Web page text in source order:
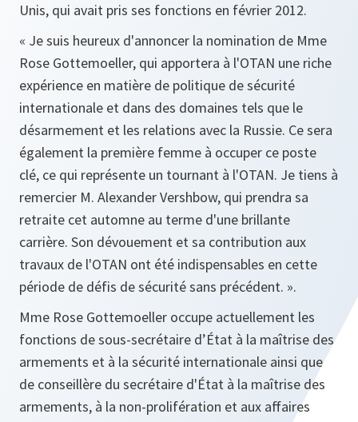
Unis, qui avait pris ses fonctions en février 2012.
« Je suis heureux d'annoncer la nomination de Mme
Rose Gottemoeller, qui apportera à l'OTAN une riche
expérience en matière de politique de sécurité
internationale et dans des domaines tels que le
désarmement et les relations avec la Russie. Ce sera
également la première femme à occuper ce poste
clé, ce qui représente un tournant à l'OTAN. Je tiens à
remercier M. Alexander Vershbow, qui prendra sa
retraite cet automne au terme d'une brillante
carrière. Son dévouement et sa contribution aux
travaux de l'OTAN ont été indispensables en cette
période de défis de sécurité sans précédent. ».
Mme Rose Gottemoeller occupe actuellement les
fonctions de sous-secrétaire d’État à la maîtrise des
armements et à la sécurité internationale ainsi que
de conseillère du secrétaire d'État à la maîtrise des
armements, à la non-prolifération et aux affaires